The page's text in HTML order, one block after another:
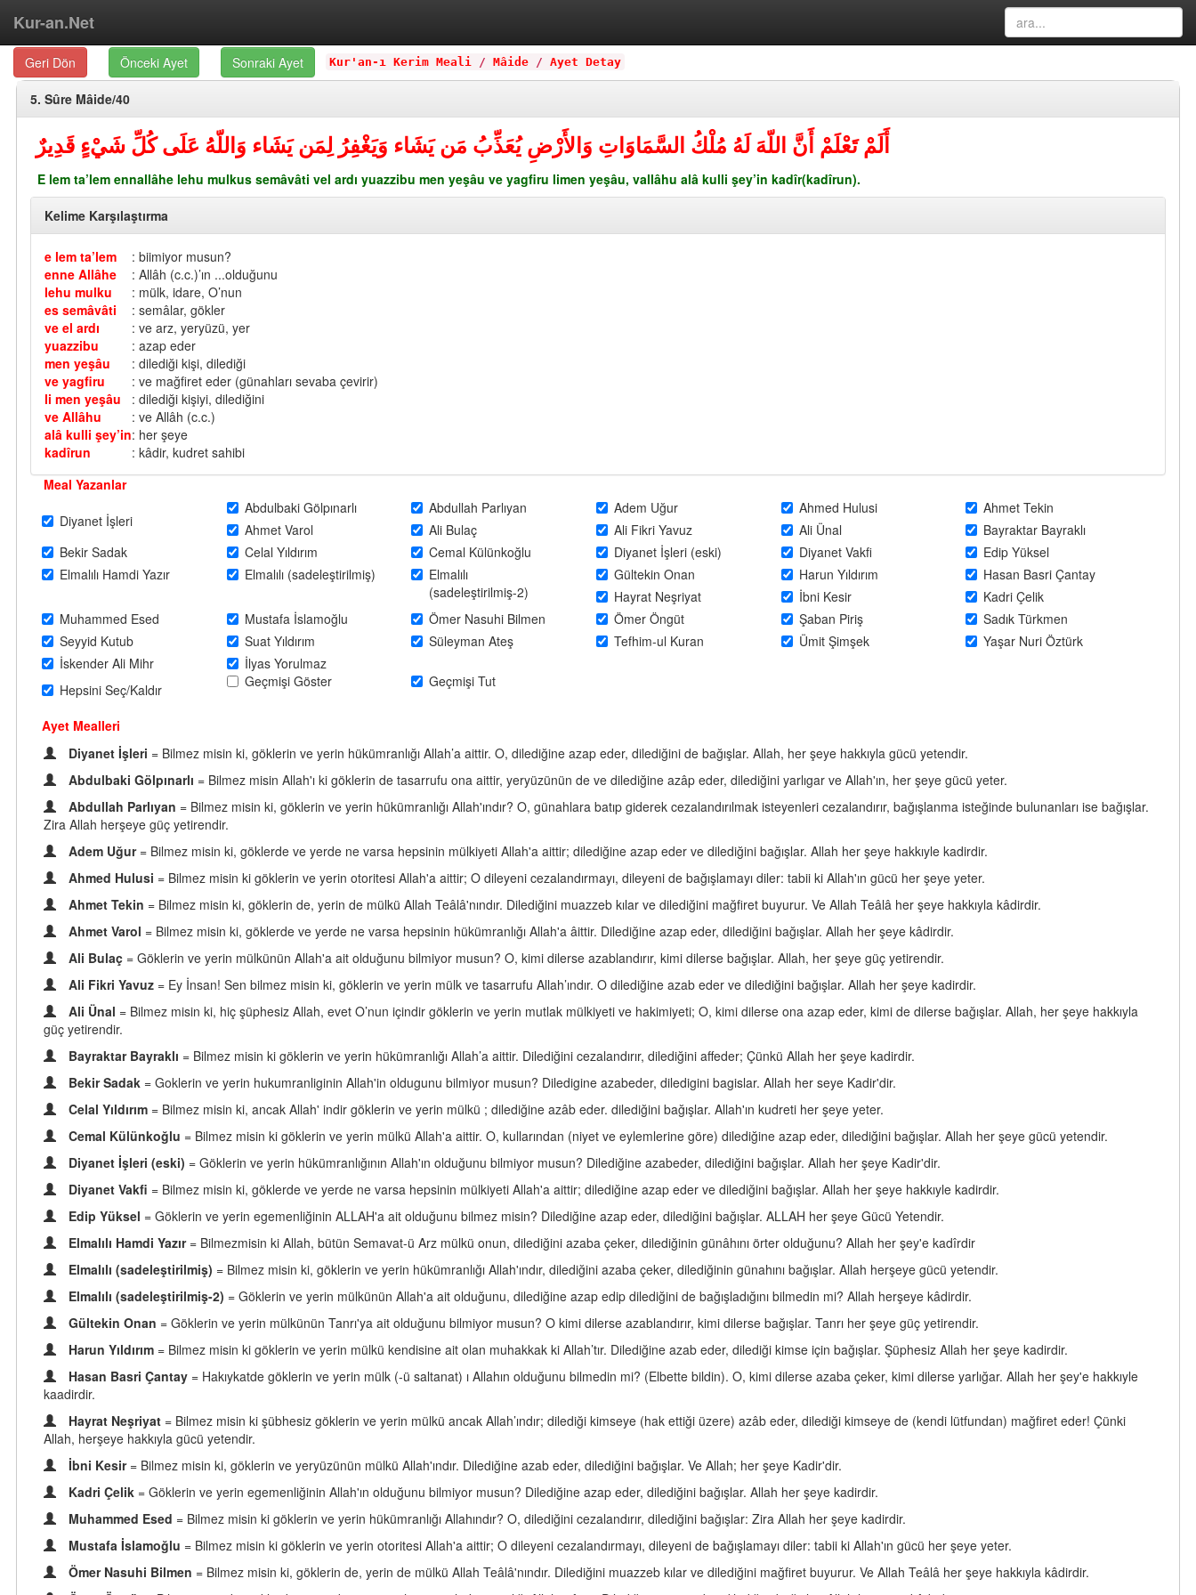
Kur-an.Net
Geri Dön Önceki Ayet Sonraki Ayet Kur'an-ı Kerim Meali / Mâide / Ayet Detay
5. Sûre Mâide/40
أَلَمْ تَعْلَمْ أَنَّ اللّهَ لَهُ مُلْكُ السَّمَاوَاتِ وَالأَرْضِ يُعَذِّبُ مَن يَشَاء وَيَغْفِرُ لِمَن يَشَاء وَاللّهُ عَلَى كُلِّ شَيْءٍ قَدِيرٌ
E lem ta’lem ennallâhe lehu mulkus semâvâti vel ardı yuazzibu men yeşâu ve yagfiru limen yeşâu, vallâhu alâ kulli şey’in kadîr(kadîrun).
Kelime Karşılaştırma
e lem ta’lem
: biimiyor musun?
enne Allâhe
: Allâh (c.c.)’ın ...olduğunu
lehu mulku
: mülk, idare, O’nun
es semâvâti
: semâlar, gökler
ve el ardı
: ve arz, yeryüzü, yer
yuazzibu
: azap eder
men yeşâu
: dilediği kişi, dilediği
ve yagfiru
: ve mağfiret eder (günahları sevaba çevirir)
li men yeşâu
: dilediği kişiyi, dilediğini
ve Allâhu
: ve Allâh (c.c.)
alâ kulli şey’in: her şeye
kadîrun
: kâdir, kudret sahibi
Meal Yazanlar
Diyanet İşleri
Abdulbaki Gölpınarlı Abdullah Parlıyan Adem Uğur Ahmed Hulusi
Ahmet Tekin
Ahmet Varol
Ali Bulaç Ali Fikri Yavuz Ali Ünal
Bayraktar Bayraklı
Bekir Sadak
Celal Yıldırım Cemal Külünkoğlu Diyanet İşleri (eski) Diyanet Vakfi
Edip Yüksel
Elmalılı Hamdi Yazır
Elmalılı (sadeleştirilmiş)
Elmalılı
(sadeleştirilmiş-2)
Gültekin Onan Harun Yıldırım
Hasan Basri Çantay
Hayrat Neşriyat
İbni Kesir
Kadri Çelik
Muhammed Esed
Mustafa İslamoğlu Ömer Nasuhi Bilmen Ömer Öngüt Şaban Piriş
Sadık Türkmen
Seyyid Kutub
Suat Yıldırım Süleyman Ateş Tefhim-ul Kuran Ümit Şimşek
Yaşar Nuri Öztürk
İskender Ali Mihr
İlyas Yorulmaz
Hepsini Seç/Kaldır
Geçmişi Göster Geçmişi Tut
Ayet Mealleri
Diyanet İşleri = Bilmez misin ki, göklerin ve yerin hükümranlığı Allah’a aittir. O, dilediğine azap eder, dilediğini de bağışlar. Allah, her şeye hakkıyla gücü yetendir.
Abdulbaki Gölpınarlı = Bilmez misin Allah'ı ki göklerin de tasarrufu ona aittir, yeryüzünün de ve dilediğine azâp eder, dilediğini yarlıgar ve Allah'ın, her şeye gücü yeter.
Abdullah Parlıyan = Bilmez misin ki, göklerin ve yerin hükümranlığı Allah'ındır? O, günahlara batıp giderek cezalandırılmak isteyenleri cezalandırır, bağışlanma isteğinde bulunanları ise bağışlar.
Zira Allah herşeye güç yetirendir.
Adem Uğur = Bilmez misin ki, göklerde ve yerde ne varsa hepsinin mülkiyeti Allah'a aittir; dilediğine azap eder ve dilediğini bağışlar. Allah her şeye hakkıyle kadirdir.
Ahmed Hulusi = Bilmez misin ki göklerin ve yerin otoritesi Allah'a aittir; O dileyeni cezalandırmayı, dileyeni de bağışlamayı diler: tabii ki Allah'ın gücü her şeye yeter.
Ahmet Tekin = Bilmez misin ki, göklerin de, yerin de mülkü Allah Teâlâ'nındır. Dilediğini muazzeb kılar ve dilediğini mağfiret buyurur. Ve Allah Teâlâ her şeye hakkıyla kâdirdir.
Ahmet Varol = Bilmez misin ki, göklerde ve yerde ne varsa hepsinin hükümranlığı Allah'a âittir. Dilediğine azap eder, dilediğini bağışlar. Allah her şeye kâdirdir.
Ali Bulaç = Göklerin ve yerin mülkünün Allah'a ait olduğunu bilmiyor musun? O, kimi dilerse azablandırır, kimi dilerse bağışlar. Allah, her şeye güç yetirendir.
Ali Fikri Yavuz = Ey İnsan! Sen bilmez misin ki, göklerin ve yerin mülk ve tasarrufu Allah’ındır. O dilediğine azab eder ve dilediğini bağışlar. Allah her şeye kadirdir.
Ali Ünal = Bilmez misin ki, hiç şüphesiz Allah, evet O’nun içindir göklerin ve yerin mutlak mülkiyeti ve hakimiyeti; O, kimi dilerse ona azap eder, kimi de dilerse bağışlar. Allah, her şeye hakkıyla
güç yetirendir.
Bayraktar Bayraklı = Bilmez misin ki göklerin ve yerin hükümranlığı Allah’a aittir. Dilediğini cezalandırır, dilediğini affeder; Çünkü Allah her şeye kadirdir.
Bekir Sadak = Goklerin ve yerin hukumranliginin Allah'in oldugunu bilmiyor musun? Diledigine azabeder, diledigini bagislar. Allah her seye Kadir'dir.
Celal Yıldırım = Bilmez misin ki, ancak Allah' indir göklerin ve yerin mülkü ; dilediğine azâb eder. dilediğini bağışlar. Allah'ın kudreti her şeye yeter.
Cemal Külünkoğlu = Bilmez misin ki göklerin ve yerin mülkü Allah'a aittir. O, kullarından (niyet ve eylemlerine göre) dilediğine azap eder, dilediğini bağışlar. Allah her şeye gücü yetendir.
Diyanet İşleri (eski) = Göklerin ve yerin hükümranlığının Allah'ın olduğunu bilmiyor musun? Dilediğine azabeder, dilediğini bağışlar. Allah her şeye Kadir'dir.
Diyanet Vakfi = Bilmez misin ki, göklerde ve yerde ne varsa hepsinin mülkiyeti Allah'a aittir; dilediğine azap eder ve dilediğini bağışlar. Allah her şeye hakkıyle kadirdir.
Edip Yüksel = Göklerin ve yerin egemenliğinin ALLAH'a ait olduğunu bilmez misin? Dilediğine azap eder, dilediğini bağışlar. ALLAH her şeye Gücü Yetendir.
Elmalılı Hamdi Yazır = Bilmezmisin ki Allah, bütün Semavat-ü Arz mülkü onun, dilediğini azaba çeker, dilediğinin günâhını örter olduğunu? Allah her şey'e kadîrdir
Elmalılı (sadeleştirilmiş) = Bilmez misin ki, göklerin ve yerin hükümranlığı Allah'ındır, dilediğini azaba çeker, dilediğinin günahını bağışlar. Allah herşeye gücü yetendir.
Elmalılı (sadeleştirilmiş-2) = Göklerin ve yerin mülkünün Allah'a ait olduğunu, dilediğine azap edip dilediğini de bağışladığını bilmedin mi? Allah herşeye kâdirdir.
Gültekin Onan = Göklerin ve yerin mülkünün Tanrı'ya ait olduğunu bilmiyor musun? O kimi dilerse azablandırır, kimi dilerse bağışlar. Tanrı her şeye güç yetirendir.
Harun Yıldırım = Bilmez misin ki göklerin ve yerin mülkü kendisine ait olan muhakkak ki Allah’tır. Dilediğine azab eder, dilediği kimse için bağışlar. Şüphesiz Allah her şeye kadirdir.
Hasan Basri Çantay = Hakıykatde göklerin ve yerin mülk (-ü saltanat) ı Allahın olduğunu bilmedin mi? (Elbette bildin). O, kimi dilerse azaba çeker, kimi dilerse yarlığar. Allah her şey'e hakkıyle
kaadirdir.
Hayrat Neşriyat = Bilmez misin ki şübhesiz göklerin ve yerin mülkü ancak Allah’ındır; dilediği kimseye (hak ettiği üzere) azâb eder, dilediği kimseye de (kendi lütfundan) mağfiret eder! Çünki
Allah, herşeye hakkıyla gücü yetendir.
İbni Kesir = Bilmez misin ki, göklerin ve yeryüzünün mülkü Allah'ındır. Dilediğine azab eder, dilediğini bağışlar. Ve Allah; her şeye Kadir'dir.
Kadri Çelik = Göklerin ve yerin egemenliğinin Allah'ın olduğunu bilmiyor musun? Dilediğine azap eder, dilediğini bağışlar. Allah her şeye kadirdir.
Muhammed Esed = Bilmez misin ki göklerin ve yerin hükümranlığı Allahındır? O, dilediğini cezalandırır, dilediğini bağışlar: Zira Allah her şeye kadirdir.
Mustafa İslamoğlu = Bilmez misin ki göklerin ve yerin otoritesi Allah'a aittir; O dileyeni cezalandırmayı, dileyeni de bağışlamayı diler: tabii ki Allah'ın gücü her şeye yeter.
Ömer Nasuhi Bilmen = Bilmez misin ki, göklerin de, yerin de mülkü Allah Teâlâ'nındır. Dilediğini muazzeb kılar ve dilediğini mağfiret buyurur. Ve Allah Teâlâ her şeye hakkıyla kâdirdir.